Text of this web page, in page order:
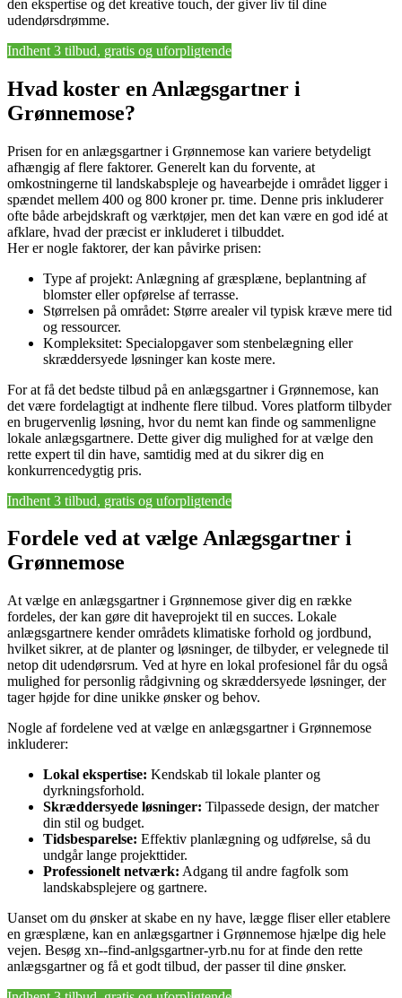
den ekspertise og det kreative touch, der giver liv til dine
udendørsdrømme.
Indhent 3 tilbud, gratis og uforpligtende
Hvad koster en Anlægsgartner i
Grønnemose?
Prisen for en anlægsgartner i Grønnemose kan variere betydeligt
afhængig af flere faktorer. Generelt kan du forvente, at
omkostningerne til landskabspleje og havearbejde i området ligger i
spændet mellem 400 og 800 kroner pr. time. Denne pris inkluderer
ofte både arbejdskraft og værktøjer, men det kan være en god idé at
afklare, hvad der præcist er inkluderet i tilbuddet.
Her er nogle faktorer, der kan påvirke prisen:
Type af projekt: Anlægning af græsplæne, beplantning af
blomster eller opførelse af terrasse.
Størrelsen på området: Større arealer vil typisk kræve mere tid
og ressourcer.
Kompleksitet: Specialopgaver som stenbelægning eller
skræddersyede løsninger kan koste mere.
For at få det bedste tilbud på en anlægsgartner i Grønnemose, kan
det være fordelagtigt at indhente flere tilbud. Vores platform tilbyder
en brugervenlig løsning, hvor du nemt kan finde og sammenligne
lokale anlægsgartnere. Dette giver dig mulighed for at vælge den
rette expert til din have, samtidig med at du sikrer dig en
konkurrencedygtig pris.
Indhent 3 tilbud, gratis og uforpligtende
Fordele ved at vælge Anlægsgartner i
Grønnemose
At vælge en anlægsgartner i Grønnemose giver dig en række
fordeles, der kan gøre dit haveprojekt til en succes. Lokale
anlægsgartnere kender områdets klimatiske forhold og jordbund,
hvilket sikrer, at de planter og løsninger, de tilbyder, er velegnede til
netop dit udendørsrum. Ved at hyre en lokal profesionel får du også
mulighed for personlig rådgivning og skræddersyede løsninger, der
tager højde for dine unikke ønsker og behov.
Nogle af fordelene ved at vælge en anlægsgartner i Grønnemose
inkluderer:
Lokal ekspertise: Kendskab til lokale planter og
dyrkningsforhold.
Skræddersyede løsninger: Tilpassede design, der matcher
din stil og budget.
Tidsbesparelse: Effektiv planlægning og udførelse, så du
undgår lange projekttider.
Professionelt netværk: Adgang til andre fagfolk som
landskabsplejere og gartnere.
Uanset om du ønsker at skabe en ny have, lægge fliser eller etablere
en græsplæne, kan en anlægsgartner i Grønnemose hjælpe dig hele
vejen. Besøg xn--find-anlgsgartner-yrb.nu for at finde den rette
anlægsgartner og få et godt tilbud, der passer til dine ønsker.